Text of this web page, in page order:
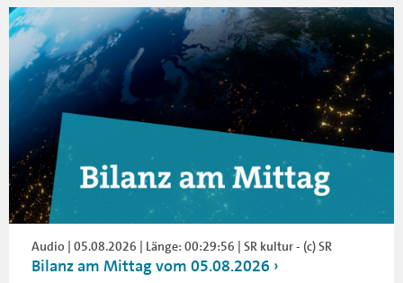
Audio | 05.08.2026 | Länge: 00:29:56 | SR kultur - (c) SR
Bilanz am Mittag vom 05.08.2026